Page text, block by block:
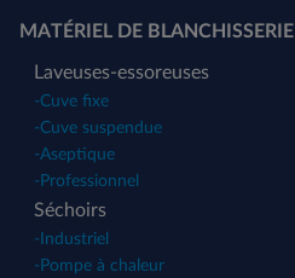
MATÉRIEL DE BLANCHISSERIE
Laveuses-essoreuses
-Cuve fixe
-Cuve suspendue
-Aseptique
- Professionnel
Séchoirs
- Industriel
- Pompe à chaleur